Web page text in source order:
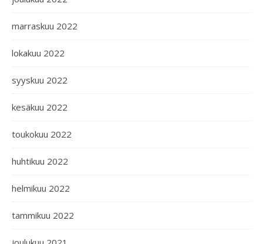
marraskuu 2022
lokakuu 2022
syyskuu 2022
kesäkuu 2022
toukokuu 2022
huhtikuu 2022
helmikuu 2022
tammikuu 2022